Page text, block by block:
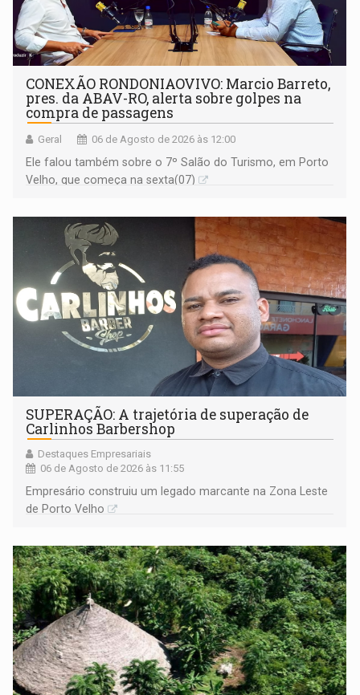
CONEXÃO RONDONIAOVIVO: Marcio Barreto,
pres. da ABAV-RO, alerta sobre golpes na
compra de passagens
Geral 06 de Agosto de 2026 às 12:00
Ele falou também sobre o 7º Salão do Turismo, em Porto
Velho, que começa na sexta(07)
SUPERAÇÃO: A trajetória de superação de
Carlinhos Barbershop
Destaques Empresariais
06 de Agosto de 2026 às 11:55
Empresário construiu um legado marcante na Zona Leste
de Porto Velho